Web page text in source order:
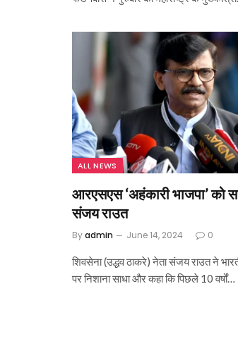
ALL NEWS
आरएसएस ‘अहंकारी भाजपा’ को
संजय राउत
Byadmin June 14, 2024 0
शिवसेना (उद्धव ठाकरे) नेता संजय राउत ने
पर निशाना साधा और कहा कि पिछले 10 वर्षों…